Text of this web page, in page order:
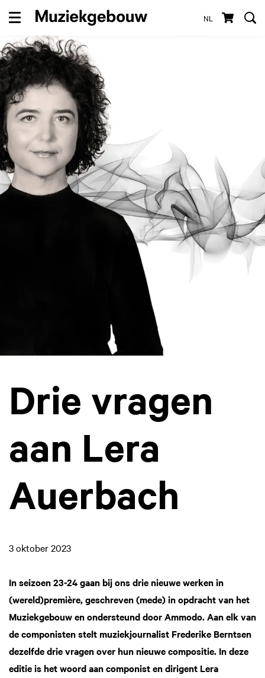
NL
Menu
Drie vragen
aan Lera
Auerbach
3 oktober 2023
In seizoen 23-24 gaan bij ons drie nieuwe werken in
(wereld)première, geschreven (mede) in opdracht van het
Muziekgebouw en ondersteund door Ammodo. Aan elk van
de componisten stelt muziekjournalist Frederike Berntsen
dezelfde drie vragen over hun nieuwe compositie. In deze
editie is het woord aan componist en dirigent Lera